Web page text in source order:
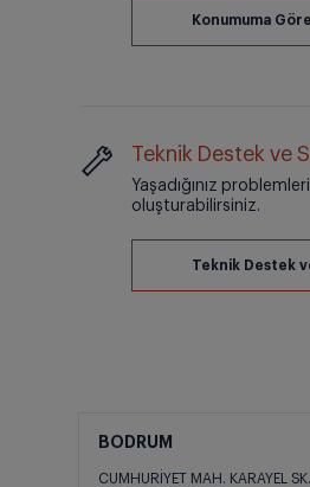
Teknik Destek ve
Yaşadığınız
oluşturabilirsiniz.
BODRUM
CUMHURİYET MAH. KARAYEL